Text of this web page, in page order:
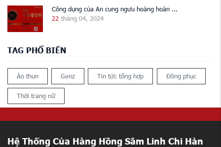
Công dụng của An cung ngưu hoàng hoàn ...
22 tháng 04, 2024
TAG PHỔ BIẾN
Áo thun Genz Tin tức tổng hợp Đồng phục
Thời trang nữ
Hệ Thống Của Hàng Hồng Sâm Linh Chi Hàn